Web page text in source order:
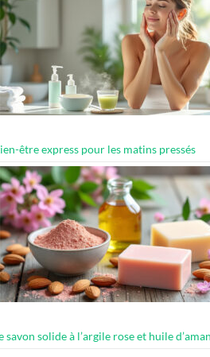
être express pour les matins pressés
savon solide à l’argile rose et huile